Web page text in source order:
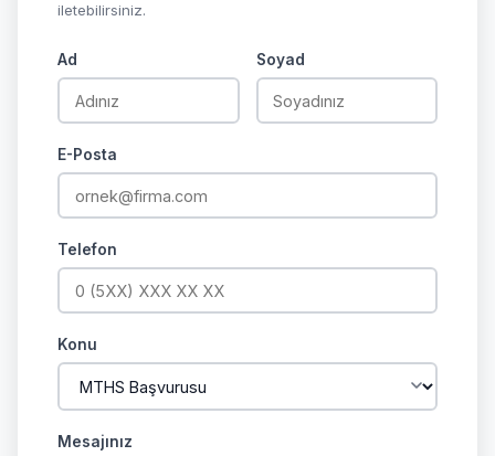
iletebilirsiniz.
Ad Soyad
E-Posta
Telefon
Konu
Mesajınız